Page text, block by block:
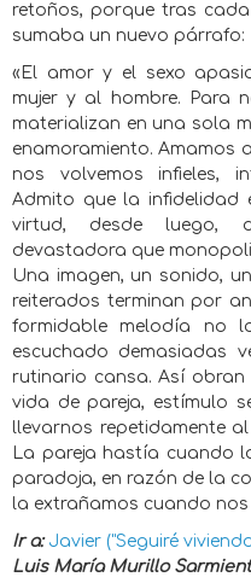
retoños, porque tras
sumaba un nuevo párrafo:
«El amor y el sexo
mujer y al hombre. Para
materializan en una sola
enamoramiento. Amamos
nos volvemos infieles,
Admito que la infidelidad
virtud, desde luego,
devastadora que
Una imagen, un sonido,
reiterados terminan por
formidable melodía no
escuchado demasiadas
rutinario cansa. Así
vida de pareja, estímulo
llevarnos repetidamente
La pareja hastía cuando
paradoja, en razón de la
la extrañamos cuando
Ir a: Javier ("Seguiré
Luis María Murillo